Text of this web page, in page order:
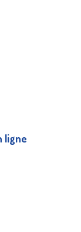
ligne